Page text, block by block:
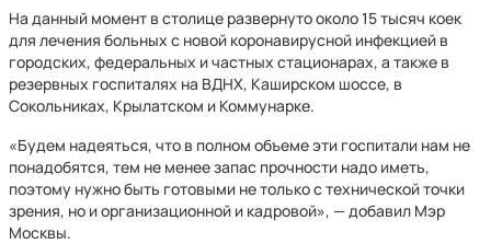
На данный момент в столице развернуто около 15 тысяч коек
для лечения больных с новой коронавирусной инфекцией в
городских, федеральных и частных стационарах, а также в
резервных госпиталях на ВДНХ, Каширском шоссе, в
Сокольниках, Крылатском и Коммунарке.
«Будем надеяться, что в полном объеме эти госпитали нам не
понадобятся, тем не менее запас прочности надо иметь,
поэтому нужно быть готовыми не только с технической точки
зрения, но и организационной и кадровой», — добавил Мэр
Москвы.